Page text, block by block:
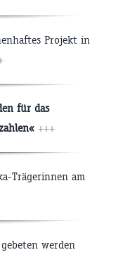
Projekt in
für das
+++
Trägerinnen am
werden